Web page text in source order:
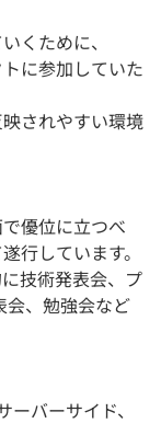
くために、
に参加していた
されやすい環境
優位に立つべ
行しています。
技術発表会、プ
会、勉強会など
バーサイド、